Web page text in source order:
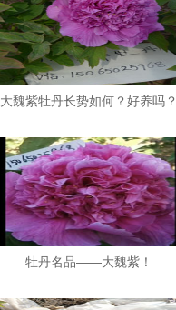
大魏紫牡丹长势如何？好养吗？
牡丹名品——大魏紫！